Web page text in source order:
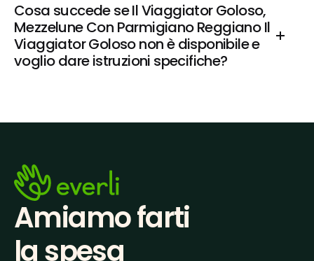
Cosa succede se Il Viaggiator Goloso,
Mezzelune Con Parmigiano Reggiano Il
Viaggiator Goloso non è disponibile e
voglio dare istruzioni specifiche?
Amiamo farti
la spesa